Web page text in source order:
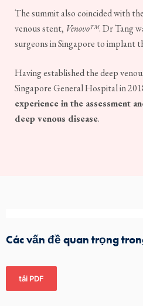
The summit also coincided with
venous stent, Venovo™. Dr Tang
surgeons in Singapore to implant
Having established the deep
Singapore General Hospital in
experience in the assessment
deep venous disease.
Các vấn đề quan trọng
tải PDF